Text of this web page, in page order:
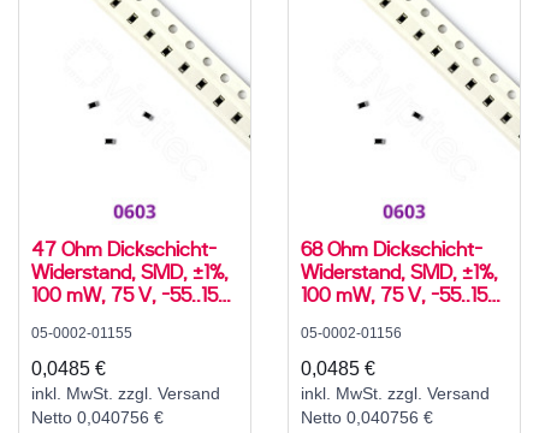
47 Ohm Dickschicht-
Widerstand, SMD, ±1%,
100 mW, 75 V, -55..155
05-0002-01155
0,0485 €
inkl. MwSt. zzgl. Versand
Netto 0,040756 €
68 Ohm Dickschicht-
Widerstand, SMD, ±1%,
100 mW, 75 V, -55..155
05-0002-01156
0,0485 €
inkl. MwSt. zzgl. Versand
Netto 0,040756 €